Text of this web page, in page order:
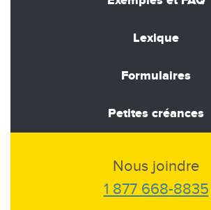
Lexique
Formulaires
Petites créances
Nous joindre
1 877 668-8835